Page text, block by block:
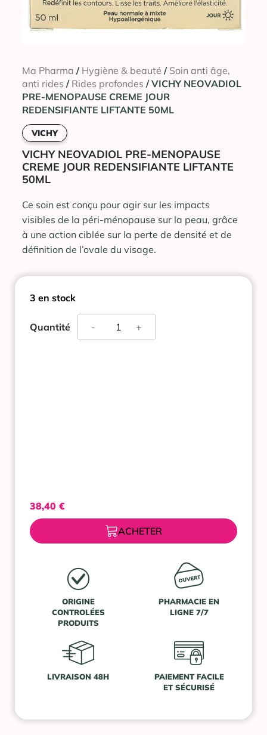
Ma Pharma / Hygiène & beauté / Soin anti âge,
anti rides / Rides profondes / VICHY NEOVADIOL
PRE-MENOPAUSE CREME JOUR
REDENSIFIANTE LIFTANTE 50ML
VICHY
VICHY NEOVADIOL PRE-MENOPAUSE
CREME JOUR REDENSIFIANTE LIFTANTE
50ML
Ce soin est conçu pour agir sur les impacts
visibles de la péri-ménopause sur la peau, grâce
à une action ciblée sur la perte de densité et de
définition de l’ovale du visage.
3 en stock
Quantité +
quantité
-
38,40 €
ACHETER
ORIGINE
CONTROLÉES
PRODUITS
PHARMACIE EN
LIGNE 7/7
LIVRAISON 48H
PAIEMENT FACILE
ET SÉCURISÉ